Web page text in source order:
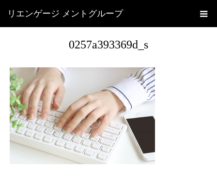
リエンゲージ メントグループ
0257a393369d_s